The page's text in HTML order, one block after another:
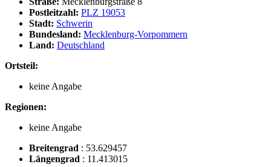
Postleitzahl: PLZ 19053
Stadt: Schwerin
Bundesland: Mecklenburg-Vorpommern
Land: Deutschland
Ortsteil:
keine Angabe
Regionen:
keine Angabe
Breitengrad : 53.629457
Längengrad : 11.413015